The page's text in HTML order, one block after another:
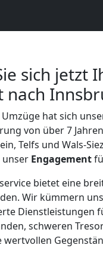
sich jetzt
nach
hat sich
von über 7
Telfs und Wals-
Engagement
bietet eine
Wir kümmern
Dienstleistungen
schweren
wertvollen